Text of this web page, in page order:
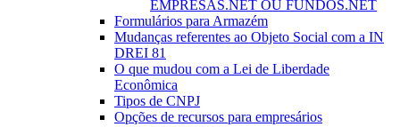
EMPRESAS.NET OU FUNDOS.NET
Formulários para Armazém
Mudanças referentes ao Objeto Social com a IN
DREI 81
O que mudou com a Lei de Liberdade
Econômica
Tipos de CNPJ
Opções de recursos para empresários